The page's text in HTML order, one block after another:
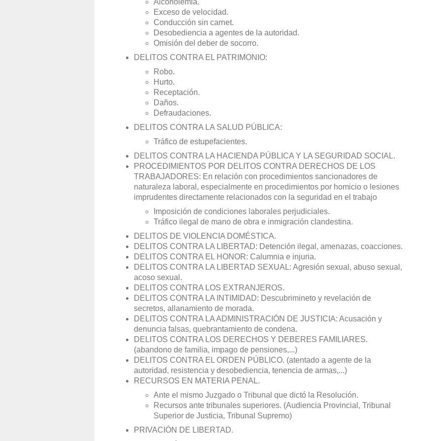
Alcoholemia.
Exceso de velocidad.
Conducción sin carnet.
Desobediencia a agentes de la autoridad.
Omisión del deber de socorro.
DELITOS CONTRA EL PATRIMONIO:
Robo.
Hurto.
Receptación.
Daños.
Defraudaciones.
DELITOS CONTRA LA SALUD PÚBLICA:
Tráfico de estupefacientes.
DELITOS CONTRA LA HACIENDA PÚBLICA Y LA SEGURIDAD SOCIAL.
PROCEDIMIENTOS POR DELITOS CONTRA DERECHOS DE LOS
TRABAJADORES: En relación con procedimientos sancionadores de
naturaleza laboral, especialmente en procedimientos por homicio o lesiones
imprudentes directamente relacionados con la seguridad en el trabajo
Imposición de condiciones laborales perjudiciales.
Tráfico ilegal de mano de obra e inmigración clandestina.
DELITOS DE VIOLENCIA DOMÉSTICA.
DELITOS CONTRA LA LIBERTAD: Detención ilegal, amenazas, coacciones.
DELITOS CONTRA EL HONOR: Calumnia e injuria.
DELITOS CONTRA LA LIBERTAD SEXUAL: Agresión sexual, abuso sexual,
acoso sexual.
DELITOS CONTRA LOS EXTRANJEROS.
DELITOS CONTRA LA INTIMIDAD: Descubrimineto y revelación de
secretos, allanamiento de morada.
DELITOS CONTRA LA ADMINISTRACIÓN DE JUSTICIA: Acusación y
denuncia falsas, quebrantamiento de condena.
DELITOS CONTRA LOS DERECHOS Y DEBERES FAMILIARES.
(abandono de familia, impago de pensiones,...)
DELITOS CONTRA EL ORDEN PÚBLICO. (atentado a agente de la
autoridad, resistencia y desobediencia, tenencia de armas,...)
RECURSOS EN MATERIA PENAL.
Ante el mismo Juzgado o Tribunal que dictó la Resolución.
Recursos ante tribunales superiores. (Audiencia Provincial, Tribunal
Superior de Justicia, Tribunal Supremo)
PRIVACIÓN DE LIBERTAD.